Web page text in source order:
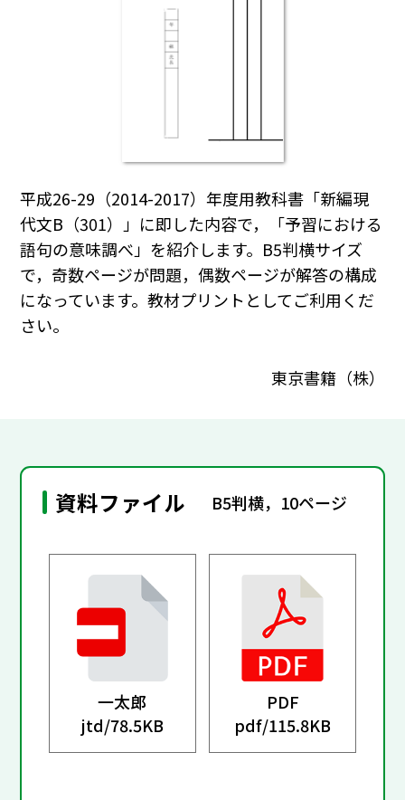
平成26-29（2014-2017）年度用教科書「新編現
代文B（301）」に即した内容で，「予習における
語句の意味調べ」を紹介します。B5判横サイズ
で，奇数ページが問題，偶数ページが解答の構成
になっています。教材プリントとしてご利用くだ
さい。
東京書籍（株）
資料ファイル B5判横，10ページ
一太郎
jtd/78.5KB
PDF
pdf/115.8KB